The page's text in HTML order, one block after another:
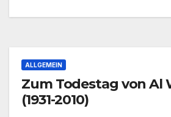
ALLGEMEIN
Zum Todestag von Al
(1931-2010)